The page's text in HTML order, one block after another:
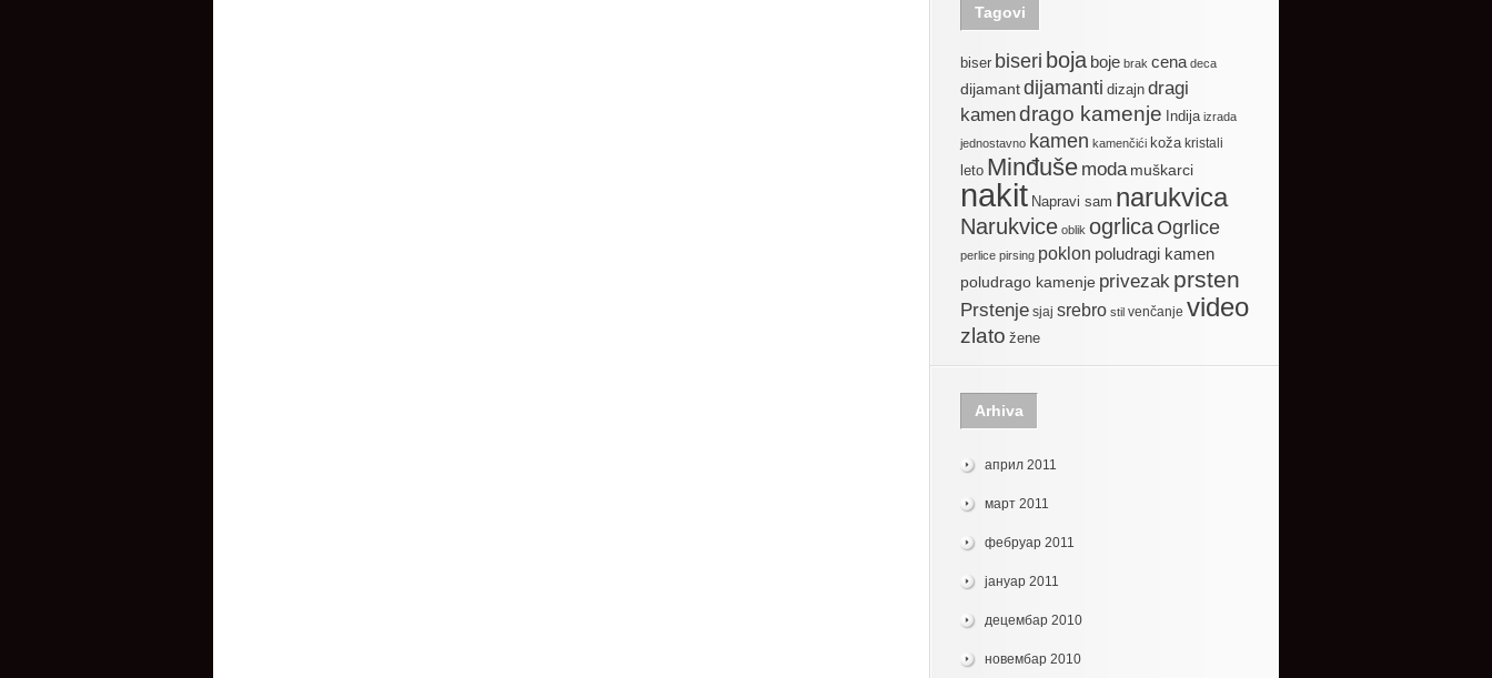
Tagovi
biser biseri boja boje brak cena deca
dijamantdijamanti dizajn dragi
kamendrago kamenje Indija izrada
jednostavno kamen kamenčići koža kristali
leto Minđuše moda muškarci
nakit Napravi sam narukvica
Narukvice oblik ogrlicaOgrlice
perlice pirsing poklon poludragi kamen
poludrago kamenje privezak prsten
Prstenje sjaj srebro stil venčanje video
zlato žene
Arhiva
април 2011
март 2011
фебруар 2011
јануар 2011
децембар 2010
новембар 2010